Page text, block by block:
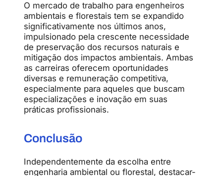
O mercado de trabalho para engenheiros
ambientais e florestais tem se expandido
significativamente nos últimos anos,
impulsionado pela crescente necessidade
de preservação dos recursos naturais e
mitigação dos impactos ambientais. Ambas
as carreiras oferecem oportunidades
diversas e remuneração competitiva,
especialmente para aqueles que buscam
especializações e inovação em suas
práticas profissionais.
Conclusão
Independentemente da escolha entre
engenharia ambiental ou florestal, destacar-